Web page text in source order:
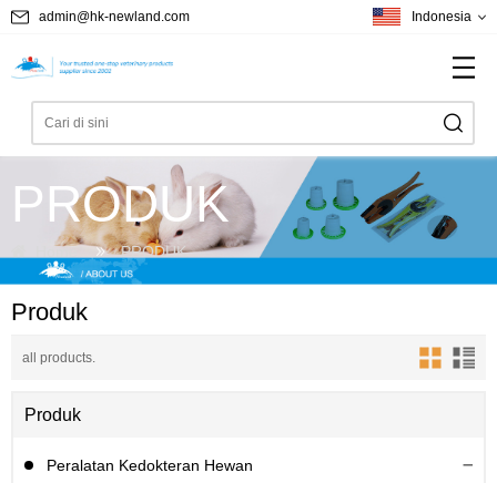
admin@hk-newland.com Indonesia
PRODUK
Home PRODUK
Produk
all products.
Produk
Peralatan Kedokteran Hewan